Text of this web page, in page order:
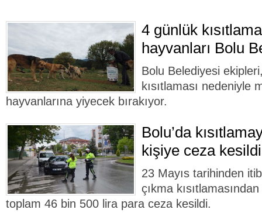
4 günlük
hayvanları Bolu
Bolu Belediyesi
kısıtlaması nedeniyle
hayvanlarına yiyecek bırakıyor.
Bolu’da
kişiye ceza kesildi
23 Mayıs tarihinden
çıkma
toplam 46 bin 500 lira para ceza kesildi.